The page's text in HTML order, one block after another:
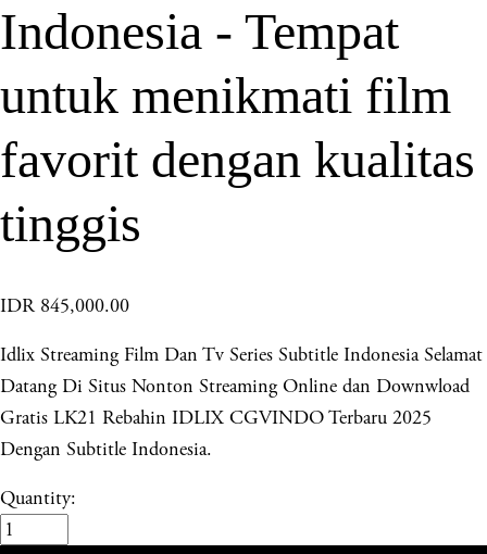
Indonesia - Tempat
untuk menikmati film
favorit dengan kualitas
tinggis
IDR 845,000.00
Idlix Streaming Film Dan Tv Series Subtitle Indonesia Selamat
Datang Di Situs Nonton Streaming Online dan Downwload
Gratis LK21 Rebahin IDLIX CGVINDO Terbaru 2025
Dengan Subtitle Indonesia.
Quantity: